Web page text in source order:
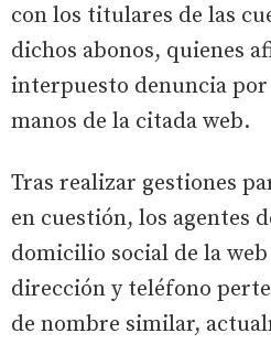
con los titulares de las
dichos abonos, quienes
interpuesto denuncia
manos de la citada web.
Tras realizar gestiones
en cuestión, los agentes
domicilio social de la
dirección y teléfono
de nombre similar,